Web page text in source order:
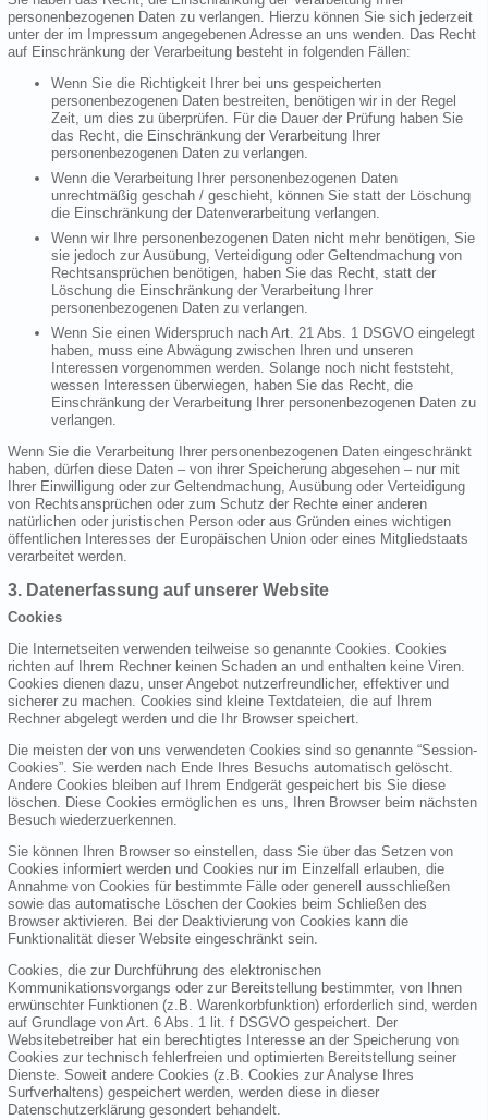
personenbezogenen Daten zu verlangen. Hierzu können Sie sich jederzeit
unter der im Impressum angegebenen Adresse an uns wenden. Das Recht
auf Einschränkung der Verarbeitung besteht in folgenden Fällen:
Wenn Sie die Richtigkeit Ihrer bei uns gespeicherten
personenbezogenen Daten bestreiten, benötigen wir in der Regel
Zeit, um dies zu überprüfen. Für die Dauer der Prüfung haben Sie
das Recht, die Einschränkung der Verarbeitung Ihrer
personenbezogenen Daten zu verlangen.
Wenn die Verarbeitung Ihrer personenbezogenen Daten
unrechtmäßig geschah / geschieht, können Sie statt der Löschung
die Einschränkung der Datenverarbeitung verlangen.
Wenn wir Ihre personenbezogenen Daten nicht mehr benötigen, Sie
sie jedoch zur Ausübung, Verteidigung oder Geltendmachung von
Rechtsansprüchen benötigen, haben Sie das Recht, statt der
Löschung die Einschränkung der Verarbeitung Ihrer
personenbezogenen Daten zu verlangen.
Wenn Sie einen Widerspruch nach Art. 21 Abs. 1 DSGVO eingelegt
haben, muss eine Abwägung zwischen Ihren und unseren
Interessen vorgenommen werden. Solange noch nicht feststeht,
wessen Interessen überwiegen, haben Sie das Recht, die
Einschränkung der Verarbeitung Ihrer personenbezogenen Daten zu
verlangen.
Wenn Sie die Verarbeitung Ihrer personenbezogenen Daten eingeschränkt
haben, dürfen diese Daten – von ihrer Speicherung abgesehen – nur mit
Ihrer Einwilligung oder zur Geltendmachung, Ausübung oder Verteidigung
von Rechtsansprüchen oder zum Schutz der Rechte einer anderen
natürlichen oder juristischen Person oder aus Gründen eines wichtigen
öffentlichen Interesses der Europäischen Union oder eines Mitgliedstaats
verarbeitet werden.
3. Datenerfassung auf unserer Website
Cookies
Die Internetseiten verwenden teilweise so genannte Cookies. Cookies
richten auf Ihrem Rechner keinen Schaden an und enthalten keine Viren.
Cookies dienen dazu, unser Angebot nutzerfreundlicher, effektiver und
sicherer zu machen. Cookies sind kleine Textdateien, die auf Ihrem
Rechner abgelegt werden und die Ihr Browser speichert.
Die meisten der von uns verwendeten Cookies sind so genannte “Session-
Cookies”. Sie werden nach Ende Ihres Besuchs automatisch gelöscht.
Andere Cookies bleiben auf Ihrem Endgerät gespeichert bis Sie diese
löschen. Diese Cookies ermöglichen es uns, Ihren Browser beim nächsten
Besuch wiederzuerkennen.
Sie können Ihren Browser so einstellen, dass Sie über das Setzen von
Cookies informiert werden und Cookies nur im Einzelfall erlauben, die
Annahme von Cookies für bestimmte Fälle oder generell ausschließen
sowie das automatische Löschen der Cookies beim Schließen des
Browser aktivieren. Bei der Deaktivierung von Cookies kann die
Funktionalität dieser Website eingeschränkt sein.
Cookies, die zur Durchführung des elektronischen
Kommunikationsvorgangs oder zur Bereitstellung bestimmter, von Ihnen
erwünschter Funktionen (z.B. Warenkorbfunktion) erforderlich sind, werden
auf Grundlage von Art. 6 Abs. 1 lit. f DSGVO gespeichert. Der
Websitebetreiber hat ein berechtigtes Interesse an der Speicherung von
Cookies zur technisch fehlerfreien und optimierten Bereitstellung seiner
Dienste. Soweit andere Cookies (z.B. Cookies zur Analyse Ihres
Surfverhaltens) gespeichert werden, werden diese in dieser
Datenschutzerklärung gesondert behandelt.